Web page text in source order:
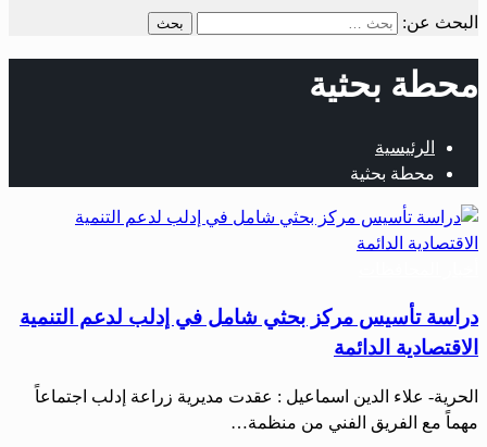
البحث عن:
محطة بحثية
الرئيسية
محطة بحثية
دراسة تأسيس مركز بحثي شامل في إدلب لدعم التنمية
الاقتصادية الدائمة
الحرية- علاء الدين اسماعيل : عقدت مديرية زراعة إدلب اجتماعاً
مهماً مع الفريق الفني من منظمة…